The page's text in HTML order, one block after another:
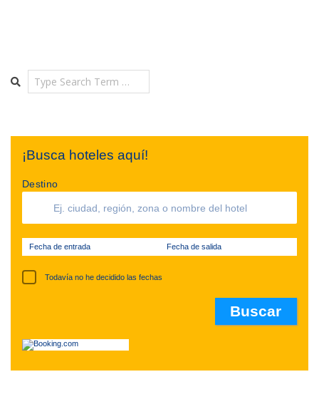
Search
¡Busca hoteles aquí!
Destino
Fecha de entrada Fecha de salida
Todavía no he decidido las fechas